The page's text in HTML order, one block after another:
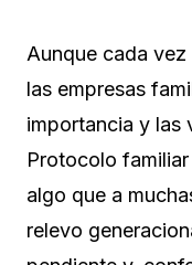
Aunque cada
las empresas
importancia y las
Protocolo
algo que a
relevo